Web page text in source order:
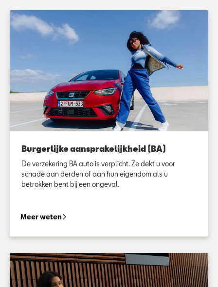
Burgerlijke aansprakelijkheid (BA)
De verzekering BA auto is verplicht. Ze dekt u voor
schade aan derden of aan hun eigendom als u
betrokken bent bij een ongeval.
Meer wetenBurgerlijke aansprakelijkheid (BA)